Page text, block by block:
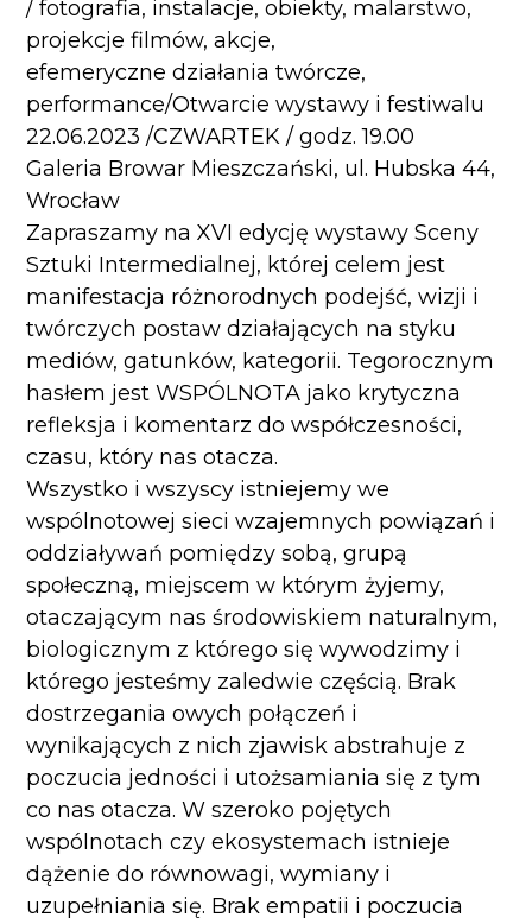
/ fotografia, instalacje, obiekty, malarstwo,
projekcje filmów, akcje,
efemeryczne działania twórcze,
performance/Otwarcie wystawy i festiwalu
22.06.2023 /CZWARTEK / godz. 19.00
Galeria Browar Mieszczański, ul. Hubska 44,
Wrocław
Zapraszamy na XVI edycję wystawy Sceny
Sztuki Intermedialnej, której celem jest
manifestacja różnorodnych podejść, wizji i
twórczych postaw działających na styku
mediów, gatunków, kategorii. Tegorocznym
hasłem jest WSPÓLNOTA jako krytyczna
refleksja i komentarz do współczesności,
czasu, który nas otacza.
Wszystko i wszyscy istniejemy we
wspólnotowej sieci wzajemnych powiązań i
oddziaływań pomiędzy sobą, grupą
społeczną, miejscem w którym żyjemy,
otaczającym nas środowiskiem naturalnym,
biologicznym z którego się wywodzimy i
którego jesteśmy zaledwie częścią. Brak
dostrzegania owych połączeń i
wynikających z nich zjawisk abstrahuje z
poczucia jedności i utożsamiania się z tym
co nas otacza. W szeroko pojętych
wspólnotach czy ekosystemach istnieje
dążenie do równowagi, wymiany i
uzupełniania się. Brak empatii i poczucia